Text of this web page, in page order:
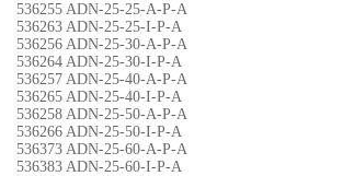
536255 ADN-25-25-A-P-A
536263 ADN-25-25-I-P-A
536256 ADN-25-30-A-P-A
536264 ADN-25-30-I-P-A
536257 ADN-25-40-A-P-A
536265 ADN-25-40-I-P-A
536258 ADN-25-50-A-P-A
536266 ADN-25-50-I-P-A
536373 ADN-25-60-A-P-A
536383 ADN-25-60-I-P-A